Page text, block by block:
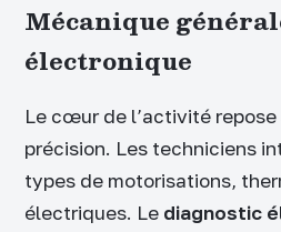
Mécanique
électronique
Le cœur de l’activité
précision. Les techniciens
types de motorisations,
électriques. Le diagnostic